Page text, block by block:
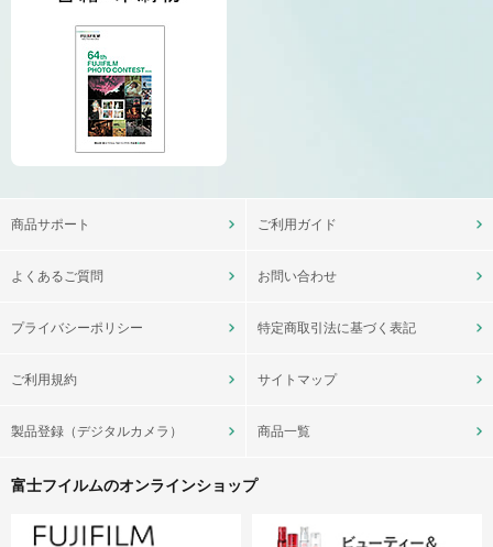
商品サポート ご利用ガイド
よくあるご質問 お問い合わせ
プライバシーポリシー 特定商取引法に基づく表記
ご利用規約 サイトマップ
製品登録（デジタルカメラ） 商品一覧
富士フイルムのオンラインショップ